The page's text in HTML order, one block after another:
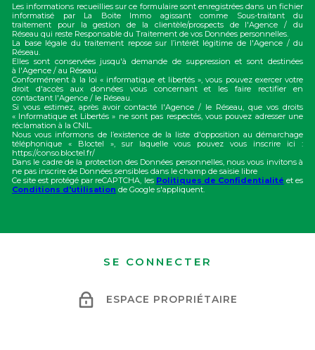
Les informations recueillies sur ce formulaire sont enregistrées dans un fichier
informatisé par La Boite Immo agissant comme Sous-traitant du
traitement pour la gestion de la clientèle/prospects de l'Agence / du
Réseau qui reste Responsable du Traitement de vos Données personnelles.
La base légale du traitement repose sur l’intérêt légitime de l'Agence / du
Réseau.
Elles sont conservées jusqu'à demande de suppression et sont destinées
à l'Agence / au Réseau.
Conformément à la loi « informatique et libertés », vous pouvez exercer votre
droit d'accès aux données vous concernant et les faire rectifier en
contactant l'Agence / le Réseau.
Si vous estimez, après avoir contacté l'Agence / le Réseau, que vos droits
« Informatique et Libertés » ne sont pas respectés, vous pouvez adresser une
réclamation à la CNIL.
Nous vous informons de l’existence de la liste d'opposition au démarchage
téléphonique « Bloctel », sur laquelle vous pouvez vous inscrire ici :
https://conso.bloctel.fr/
Dans le cadre de la protection des Données personnelles, nous vous invitons à
ne pas inscrire de Données sensibles dans le champ de saisie libre
Ce site est protégé par reCAPTCHA, les Politiques de Confidentialité et es
Conditions d'utilisation de Google s'appliquent.
SE CONNECTER
ESPACE PROPRIÉTAIRE